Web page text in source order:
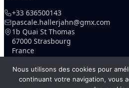
+33 636500143
pascale.hallerjahn@gmx.com
1b Quai St Thomas
67000 Strasbourg
France
Nous utilisons des cookies pour
continuant votre navigation, vous